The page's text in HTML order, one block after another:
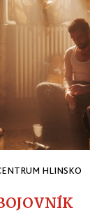
HLINSKO